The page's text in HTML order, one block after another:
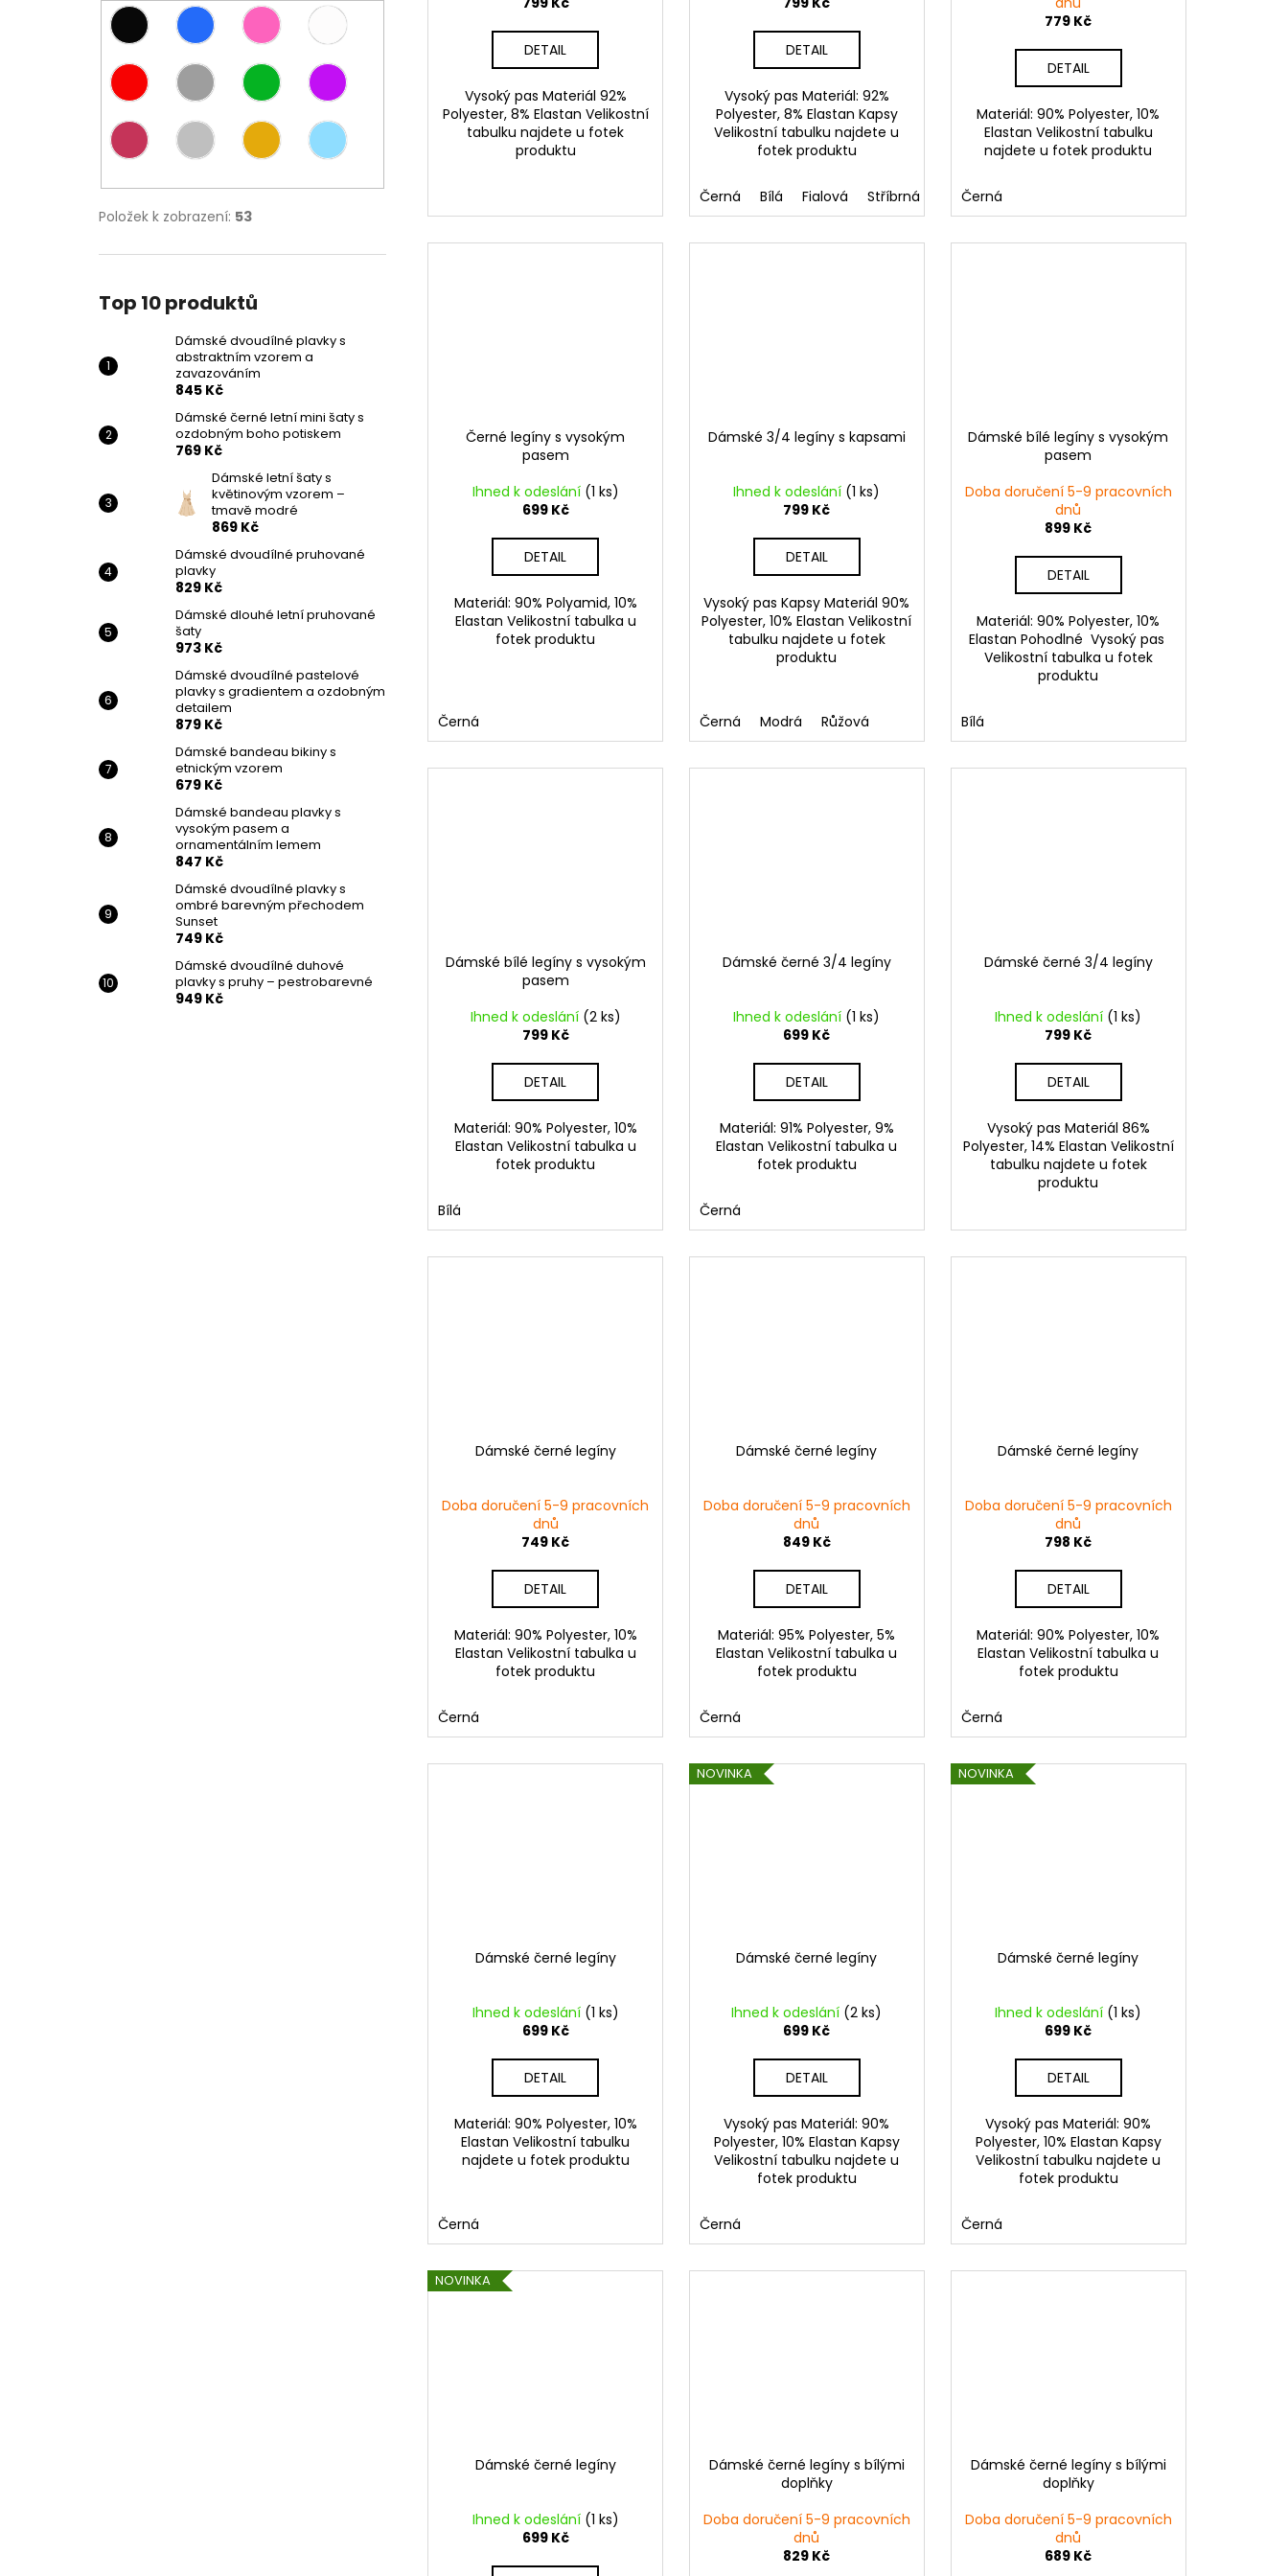
Položek k zobrazení: 53
Top 10 produktů
Dámské dvoudílné plavky s
abstraktním vzorem a
zavazováním
845 Kč
Dámské černé letní mini šaty s
ozdobným boho potiskem
769 Kč
Dámské letní šaty s
květinovým vzorem –
tmavě modré
869 Kč
Dámské dvoudílné pruhované
plavky
829 Kč
Dámské dlouhé letní pruhované
šaty
973 Kč
Dámské dvoudílné pastelové
plavky s gradientem a ozdobným
detailem
879 Kč
Dámské bandeau bikiny s
etnickým vzorem
679 Kč
Dámské bandeau plavky s
vysokým pasem a
ornamentálním lemem
847 Kč
Dámské dvoudílné plavky s
ombré barevným přechodem
Sunset
749 Kč
Dámské dvoudílné duhové
plavky s pruhy – pestrobarevné
949 Kč
DETAIL
Vysoký pas Materiál 92%
Polyester, 8% Elastan Velikostní
tabulku najdete u fotek
produktu
DETAIL
Vysoký pas Materiál: 92%
Polyester, 8% Elastan Kapsy
Velikostní tabulku najdete u
fotek produktu
Černá Bílá Fialová Stříbrná
779 Kč
DETAIL
Materiál: 90% Polyester, 10%
Elastan Velikostní tabulku
najdete u fotek produktu
Černá
Černé legíny s vysokým
pasem
Ihned k odeslání (1 ks)
699 Kč
DETAIL
Materiál: 90% Polyamid, 10%
Elastan Velikostní tabulka u
fotek produktu
Černá
Dámské 3/4 legíny s kapsami
Ihned k odeslání (1 ks)
799 Kč
DETAIL
Vysoký pas Kapsy Materiál 90%
Polyester, 10% Elastan Velikostní
tabulku najdete u fotek
produktu
Černá Modrá Růžová
Dámské bílé legíny s vysokým
pasem
Doba doručení 5-9 pracovních
dnů
899 Kč
DETAIL
Materiál: 90% Polyester, 10%
Elastan Pohodlné Vysoký pas
Velikostní tabulka u fotek
produktu
Bílá
Dámské bílé legíny s vysokým
pasem
Ihned k odeslání (2 ks)
799 Kč
DETAIL
Materiál: 90% Polyester, 10%
Elastan Velikostní tabulka u
fotek produktu
Bílá
Dámské černé 3/4 legíny
Ihned k odeslání (1 ks)
699 Kč
DETAIL
Materiál: 91% Polyester, 9%
Elastan Velikostní tabulka u
fotek produktu
Černá
Dámské černé 3/4 legíny
Ihned k odeslání (1 ks)
799 Kč
DETAIL
Vysoký pas Materiál 86%
Polyester, 14% Elastan Velikostní
tabulku najdete u fotek
produktu
Dámské černé legíny
Doba doručení 5-9 pracovních
dnů
749 Kč
DETAIL
Materiál: 90% Polyester, 10%
Elastan Velikostní tabulka u
fotek produktu
Černá
Dámské černé legíny
Doba doručení 5-9 pracovních
dnů
849 Kč
DETAIL
Materiál: 95% Polyester, 5%
Elastan Velikostní tabulka u
fotek produktu
Černá
Dámské černé legíny
Doba doručení 5-9 pracovních
dnů
798 Kč
DETAIL
Materiál: 90% Polyester, 10%
Elastan Velikostní tabulka u
fotek produktu
Černá
Dámské černé legíny
Ihned k odeslání (1 ks)
699 Kč
DETAIL
Materiál: 90% Polyester, 10%
Elastan Velikostní tabulku
najdete u fotek produktu
Černá
NOVINKA
Dámské černé legíny
Ihned k odeslání (2 ks)
699 Kč
DETAIL
Vysoký pas Materiál: 90%
Polyester, 10% Elastan Kapsy
Velikostní tabulku najdete u
fotek produktu
Černá
NOVINKA
Dámské černé legíny
Ihned k odeslání (1 ks)
699 Kč
DETAIL
Vysoký pas Materiál: 90%
Polyester, 10% Elastan Kapsy
Velikostní tabulku najdete u
fotek produktu
Černá
NOVINKA
Dámské černé legíny
Ihned k odeslání (1 ks)
699 Kč
Dámské černé legíny s bílými
doplňky
Doba doručení 5-9 pracovních
dnů
829 Kč
Dámské černé legíny s bílými
doplňky
Doba doručení 5-9 pracovních
dnů
689 Kč